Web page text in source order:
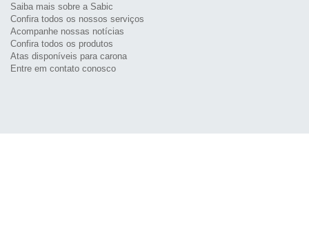
Saiba mais sobre a Sabic
Confira todos os nossos serviços
Acompanhe nossas notícias
Confira todos os produtos
Atas disponíveis para carona
Entre em contato conosco